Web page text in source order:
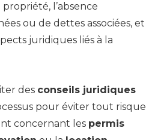
l’absence
ou de dettes associées, et
juridiques liés à la
des conseils juridiques
pour éviter tout risque
concernant les permis